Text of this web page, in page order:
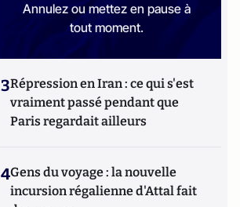
Annulez ou mettez en pause à
tout moment.
3Répression en Iran : ce qui s'est
vraiment passé pendant que
Paris regardait ailleurs
4Gens du voyage : la nouvelle
incursion régalienne d'Attal fait